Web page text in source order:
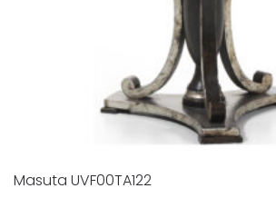
Masuta UVF00TA122